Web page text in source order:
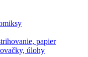
papier
úlohy